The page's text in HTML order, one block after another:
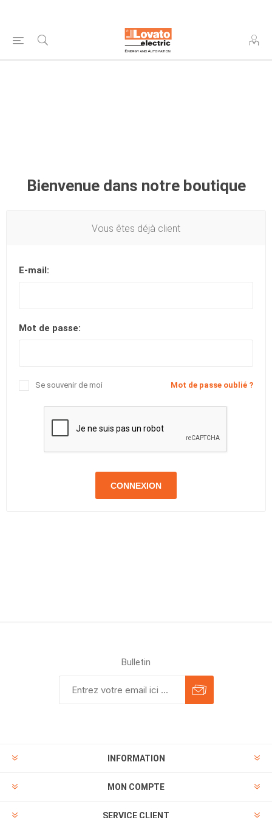
Bienvenue dans notre boutique
Vous êtes déjà client
E-mail:
Mot de passe:
Mot de passe oublié ?
Se souvenir de moi
CONNEXION
Bulletin
INFORMATION
MON COMPTE
SERVICE CLIENT